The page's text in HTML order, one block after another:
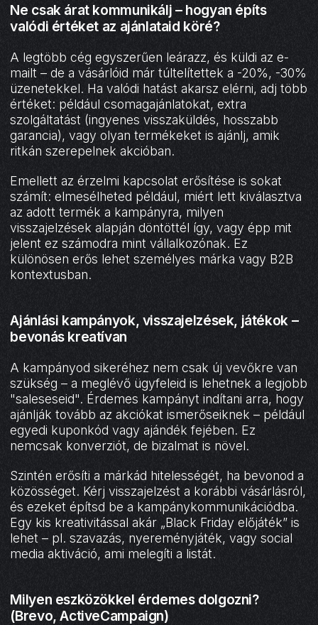
Ne csak árat kommunikálj – hogyan építs
valódi értéket az ajánlataid köré?
A legtöbb cég egyszerűen leárazz, és küldi az e-
mailt – de a vásárlóid már túltelítettek a -20%, -30%
üzenetekkel. Ha valódi hatást akarsz elérni, adj több
értéket: például csomagajánlatokat, extra
szolgáltatást (ingyenes visszaküldés, hosszabb
garancia), vagy olyan termékeket is ajánlj, amik
ritkán szerepelnek akcióban.
Emellett az érzelmi kapcsolat erősítése is sokat
számít: elmesélheted például, miért lett kiválasztva
az adott termék a kampányra, milyen
visszajelzések alapján döntöttél így, vagy épp mit
jelent ez számodra mint vállalkozónak. Ez
különösen erős lehet személyes márka vagy B2B
kontextusban.
Ajánlási kampányok, visszajelzések, játékok –
bevonás kreatívan
A kampányod sikeréhez nem csak új vevőkre van
szükség – a meglévő ügyfeleid is lehetnek a legjobb
"saleseseid". Érdemes kampányt indítani arra, hogy
ajánlják tovább az akciókat ismerőseiknek – például
egyedi kuponkód vagy ajándék fejében. Ez
nemcsak konverziót, de bizalmat is növel.
Szintén erősíti a márkád hitelességét, ha bevonod a
közösséget. Kérj visszajelzést a korábbi vásárlásról,
és ezeket építsd be a kampánykommunikációdba.
Egy kis kreativitással akár „Black Friday előjáték” is
lehet – pl. szavazás, nyereményjáték, vagy social
media aktiváció, ami melegíti a listát.
Milyen eszközökkel érdemes dolgozni?
(Brevo, ActiveCampaign)